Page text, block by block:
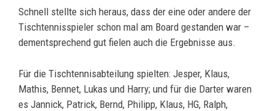
Schnell stellte sich heraus, dass der eine oder andere der
Tischtennisspieler schon mal am Board gestanden war –
dementsprechend gut fielen auch die Ergebnisse aus.
Für die Tischtennisabteilung spielten: Jesper, Klaus,
Mathis, Bennet, Lukas und Harry; und für die Darter waren
es Jannick, Patrick, Bernd, Philipp, Klaus, HG, Ralph,